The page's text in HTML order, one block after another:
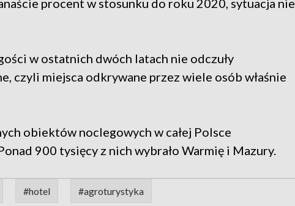
w ostatnich dwóch latach nie odczuły
czyli miejsca odkrywane przez wiele osób właśnie
obiektów noclegowych w całej Polsce
900 tysięcy z nich wybrało Warmię i Mazury.
#hotel #agroturystyka